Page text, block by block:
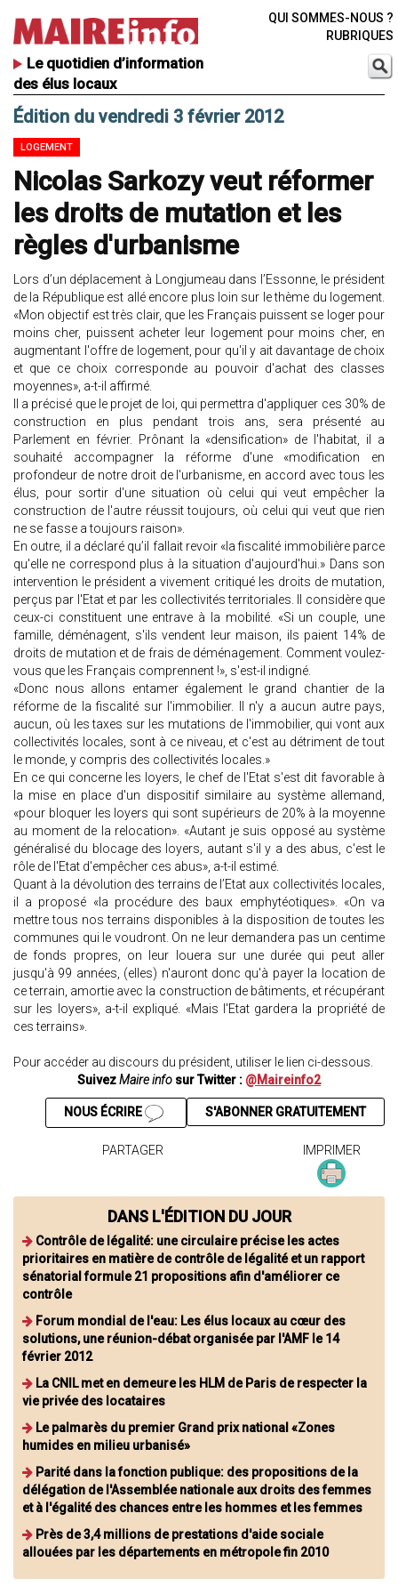
Le quotidien d’information
des élus locaux
QUI SOMMES-NOUS ?
RUBRIQUES
Édition du vendredi 3 février 2012
LOGEMENT
Nicolas Sarkozy veut réformer
les droits de mutation et les
règles d'urbanisme
Lors d’un déplacement à Longjumeau dans l’Essonne, le président
de la République est allé encore plus loin sur le thème du logement.
«Mon objectif est très clair, que les Français puissent se loger pour
moins cher, puissent acheter leur logement pour moins cher, en
augmentant l'offre de logement, pour qu'il y ait davantage de choix
et que ce choix corresponde au pouvoir d'achat des classes
moyennes», a-t-il affirmé.
Il a précisé que le projet de loi, qui permettra d'appliquer ces 30% de
construction en plus pendant trois ans, sera présenté au
Parlement en février. Prônant la «densification» de l'habitat, il a
souhaité accompagner la réforme d'une «modification en
profondeur de notre droit de l'urbanisme, en accord avec tous les
élus, pour sortir d'une situation où celui qui veut empêcher la
construction de l'autre réussit toujours, où celui qui veut que rien
ne se fasse a toujours raison».
En outre, il a déclaré qu’il fallait revoir «la fiscalité immobilière parce
qu'elle ne correspond plus à la situation d'aujourd'hui.» Dans son
intervention le président a vivement critiqué les droits de mutation,
perçus par l'Etat et par les collectivités territoriales. Il considère que
ceux-ci constituent une entrave à la mobilité. «Si un couple, une
famille, déménagent, s'ils vendent leur maison, ils paient 14% de
droits de mutation et de frais de déménagement. Comment voulez-
vous que les Français comprennent !», s'est-il indigné.
«Donc nous allons entamer également le grand chantier de la
réforme de la fiscalité sur l'immobilier. Il n'y a aucun autre pays,
aucun, où les taxes sur les mutations de l'immobilier, qui vont aux
collectivités locales, sont à ce niveau, et c'est au détriment de tout
le monde, y compris des collectivités locales.»
En ce qui concerne les loyers, le chef de l'Etat s'est dit favorable à
la mise en place d'un dispositif similaire au système allemand,
«pour bloquer les loyers qui sont supérieurs de 20% à la moyenne
au moment de la relocation». «Autant je suis opposé au système
généralisé du blocage des loyers, autant s'il y a des abus, c'est le
rôle de l'Etat d'empêcher ces abus», a-t-il estimé.
Quant à la dévolution des terrains de l’Etat aux collectivités locales,
il a proposé «la procédure des baux emphytéotiques». «On va
mettre tous nos terrains disponibles à la disposition de toutes les
communes qui le voudront. On ne leur demandera pas un centime
de fonds propres, on leur louera sur une durée qui peut aller
jusqu'à 99 années, (elles) n'auront donc qu'à payer la location de
ce terrain, amortie avec la construction de bâtiments, et récupérant
sur les loyers», a-t-il expliqué. «Mais l'Etat gardera la propriété de
ces terrains».
Pour accéder au discours du président, utiliser le lien ci-dessous.
SuivezMaire info sur Twitter : @Maireinfo2
S'ABONNER GRATUITEMENT
NOUS ÉCRIRE
PARTAGER IMPRIMER
DANS L'ÉDITION DU JOUR
Contrôle de légalité: une circulaire précise les actes
prioritaires en matière de contrôle de légalité et un rapport
sénatorial formule 21 propositions afin d'améliorer ce
contrôle
Forum mondial de l'eau: Les élus locaux au cœur des
solutions, une réunion-débat organisée par l'AMF le 14
février 2012
La CNIL met en demeure les HLM de Paris de respecter la
vie privée des locataires
Le palmarès du premier Grand prix national «Zones
humides en milieu urbanisé»
Parité dans la fonction publique: des propositions de la
délégation de l'Assemblée nationale aux droits des femmes
et à l'égalité des chances entre les hommes et les femmes
Près de 3,4 millions de prestations d'aide sociale
allouées par les départements en métropole fin 2010